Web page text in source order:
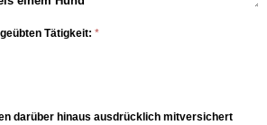
Tätigkeit: *
darüber hinaus ausdrücklich mitversichert